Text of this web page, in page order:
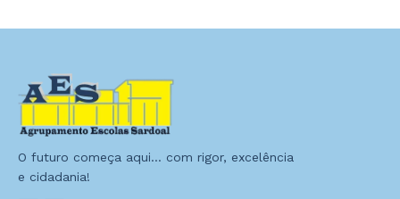
O futuro começa aqui… com rigor, excelência
e cidadania!